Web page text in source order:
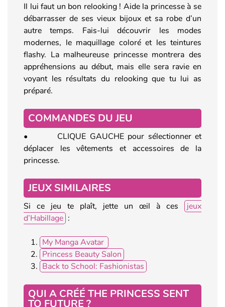
Il lui faut un bon relooking ! Aide la princesse à se
débarrasser de ses vieux bijoux et sa robe d’un
autre temps. Fais-lui découvrir les modes
modernes, le maquillage coloré et les teintures
flashy. La malheureuse princesse montrera des
appréhensions au début, mais elle sera ravie en
voyant les résultats du relooking que tu lui as
préparé.
COMMANDES DU JEU
• CLIQUE GAUCHE pour sélectionner et
déplacer les vêtements et accessoires de la
princesse.
JEUX SIMILAIRES
Si ce jeu te plaît, jette un œil à ces
jeux
d’Habillage :
My Manga Avatar
Princess Beauty Salon
Back to School: Fashionistas
QUI A CRÉÉ THE PRINCESS SENT
TO FUTURE ?